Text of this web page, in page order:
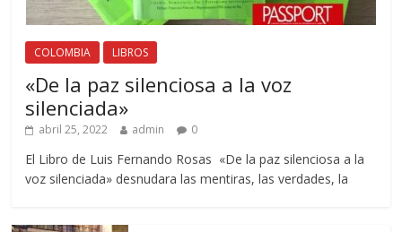
COLOMBIA LIBROS
«De la paz silenciosa a la voz
silenciada»
abril 25, 2022 admin 0
El Libro de Luis Fernando Rosas «De la paz silenciosa a la
voz silenciada» desnudara las mentiras, las verdades, la